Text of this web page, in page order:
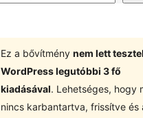
Ez a bővítmény nem lett
WordPress legutóbbi 3 fő
kiadásával. Lehetséges, hogy
nincs karbantartva, frissítve és